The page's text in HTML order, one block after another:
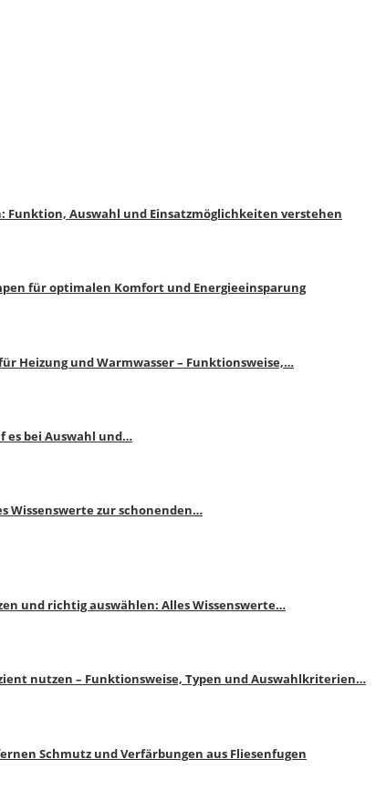
Funktion, Auswahl und Einsatzmöglichkeiten verstehen
für optimalen Komfort und Energieeinsparung
Heizung und Warmwasser – Funktionsweise,…
es bei Auswahl und…
Wissenswerte zur schonenden…
und richtig auswählen: Alles Wissenswerte…
nutzen – Funktionsweise, Typen und Auswahlkriterien…
Schmutz und Verfärbungen aus Fliesenfugen